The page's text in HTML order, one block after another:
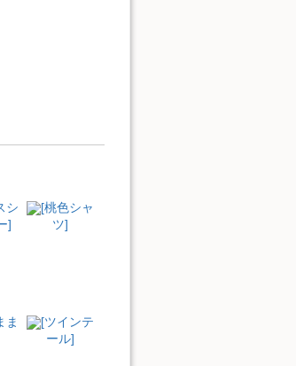
シ
]
[桃色シャ
ツ]
ま
[ツインテ
ール]